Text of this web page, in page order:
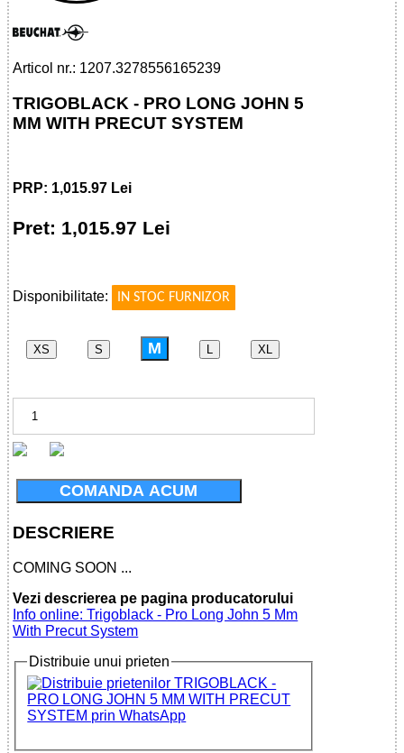
Articol nr.: 1207.3278556165239
TRIGOBLACK - PRO LONG JOHN 5
MM WITH PRECUT SYSTEM
PRP: 1,015.97 Lei
Pret: 1,015.97 Lei
Disponibilitate:
IN STOC FURNIZOR
XS S M XL
COMANDA ACUM
DESCRIERE
COMING SOON ...
Vezi descrierea pe pagina producatorului
Info online: Trigoblack - Pro Long John 5 Mm
With Precut System
Distribuie unui prieten